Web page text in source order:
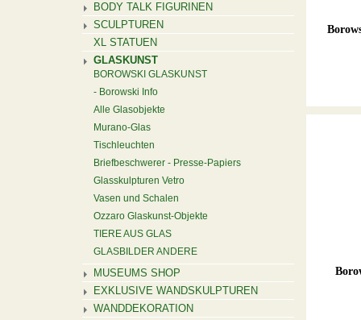
BODY TALK FIGURINEN
SCULPTUREN
XL STATUEN
GLASKUNST
BOROWSKI GLASKUNST
Borowski Info
Alle Glasobjekte
Murano-Glas
Tischleuchten
Briefbeschwerer - Presse-Papiers
Glasskulpturen Vetro
Vasen und Schalen
Ozzaro Glaskunst-Objekte
TIERE AUS GLAS
GLASBILDER ANDERE
MUSEUMS SHOP
EXKLUSIVE WANDSKULPTUREN
WANDDEKORATION